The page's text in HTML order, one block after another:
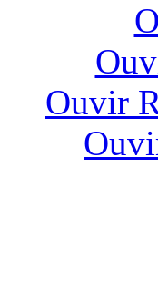
Ouvir